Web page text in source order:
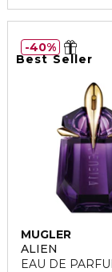
Best Seller
MUGLER
ALIEN
EAU DE
40%